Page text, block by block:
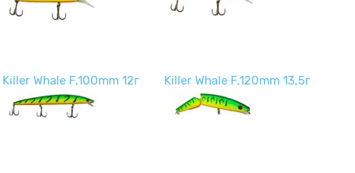
Killer Whale F,100mm 12г Killer Whale F,120mm 13,5г